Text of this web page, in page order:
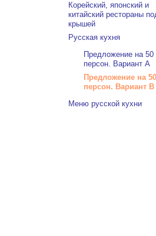
Корейский, японский и
китайский рестораны
крышей
Русская кухня
Предложение на 50
персон. Вариант А
Предложение на 50
персон. Вариант В
Меню русской кухни